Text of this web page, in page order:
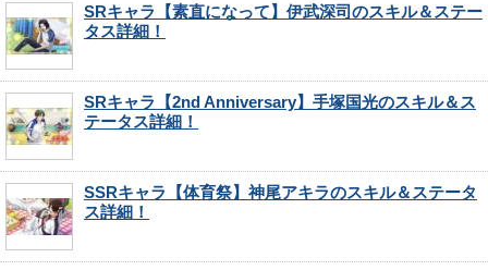
SRキャラ【素直になって】伊武深司のスキル＆ステー
タス詳細！
SRキャラ【2nd Anniversary】手塚国光のスキル＆ス
テータス詳細！
SSRキャラ【体育祭】神尾アキラのスキル＆ステータ
ス詳細！